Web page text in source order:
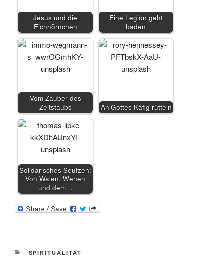
Jesus und die
Eichhörnchen
Eine Legion geht
baden
Vom Zauber des
Zeitstaubs
An Gottes Käfig rütteln
Solidarisches Seufzen:
Von Walen, Wehen
und dem…
KATEGORIEN
SPIRITUALITÄT